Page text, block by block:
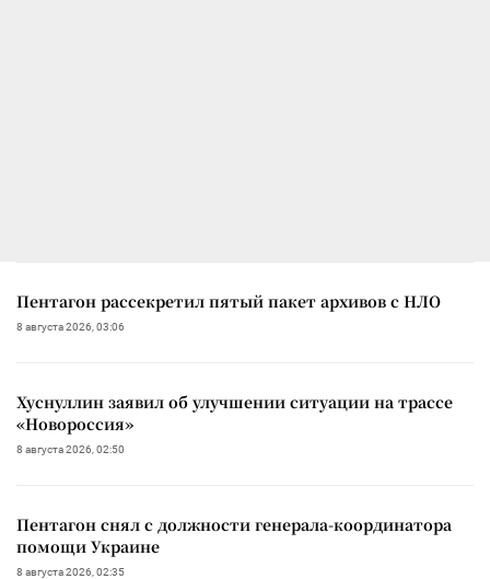
Пентагон рассекретил пятый пакет архивов с НЛО
8 августа 2026, 03:06
Хуснуллин заявил об улучшении ситуации на трассе
«Новороссия»
8 августа 2026, 02:50
Пентагон снял с должности генерала-координатора
помощи Украине
8 августа 2026, 02:35